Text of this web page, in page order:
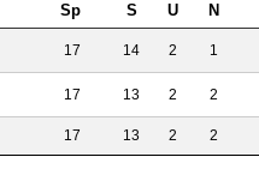
Sp S U N
17 14 2 1
17 13 2 2
17 13 2 2